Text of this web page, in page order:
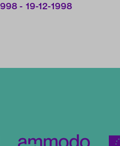
- 19-12-1998